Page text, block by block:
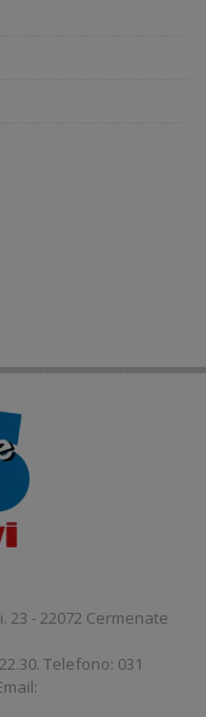
23 - 22072 Cermenate
Telefono: 031